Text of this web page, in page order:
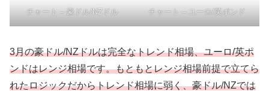
チャート – 豪ドル/NZドル チャート – ユーロ/英ポンド
3月の豪ドル/NZドルは完全なトレンド相場、ユーロ/英ポ
ンドはレンジ相場です。もともとレンジ相場前提で立てら
れたロジックだからトレンド相場に弱く、豪ドル/NZでは